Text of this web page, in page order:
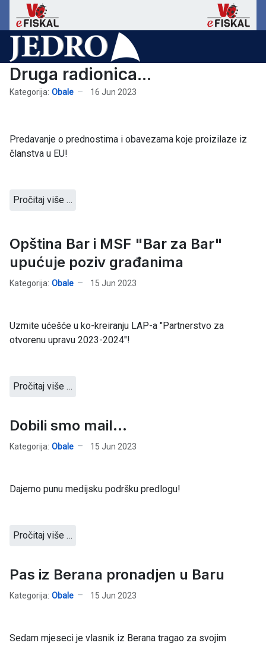
Druga radionica...
Kategorija: Obale 16 Jun 2023
Predavanje o prednostima i obavezama koje proizilaze iz
članstva u EU!
Pročitaj više …
Opština Bar i MSF "Bar za Bar"
upućuje poziv građanima
Kategorija: Obale 15 Jun 2023
Uzmite ućešće u ko-kreiranju LAP-a "Partnerstvo za
otvorenu upravu 2023-2024"!
Pročitaj više …
Dobili smo mail...
Kategorija: Obale 15 Jun 2023
Dajemo punu medijsku podršku predlogu!
Pročitaj više …
Pas iz Berana pronadjen u Baru
Kategorija: Obale 15 Jun 2023
Sedam mjeseci je vlasnik iz Berana tragao za svojim